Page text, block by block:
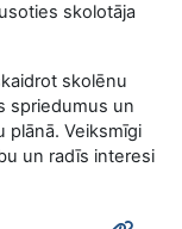
skolotāja
skolēnu
spriedumus un
plānā. Veiksmīgi
un radīs interesi